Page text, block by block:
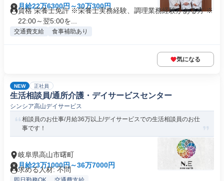
月給22万6300円～30万300円
資格 栄養士免許 ※栄養士実務経験、調理業務経験がある方 ※
22:00～翌5:00を...
交通費支給 食事補助あり
気になる
NEW 正社員
生活相談員/通所介護・デイサービスセンター
シンシア高山デイサービス
相談員のお仕事/月給36万以上/デイサービスでの生活相談員のお仕
事です！
岐阜県高山市曙町
月給23万1000円～36万7000円
求める人材: 不問